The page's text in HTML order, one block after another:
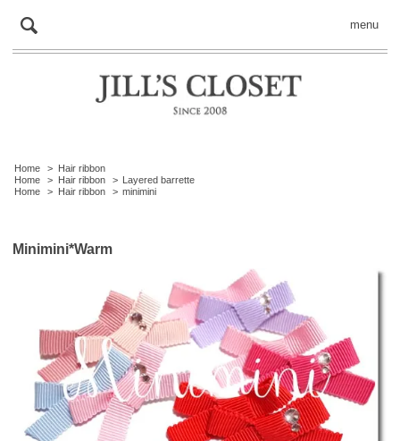
menu
Home > Hair ribbon
Home
> Hair ribbon > Layered barrette
Home
> Hair ribbon > minimini
Minimini*Warm